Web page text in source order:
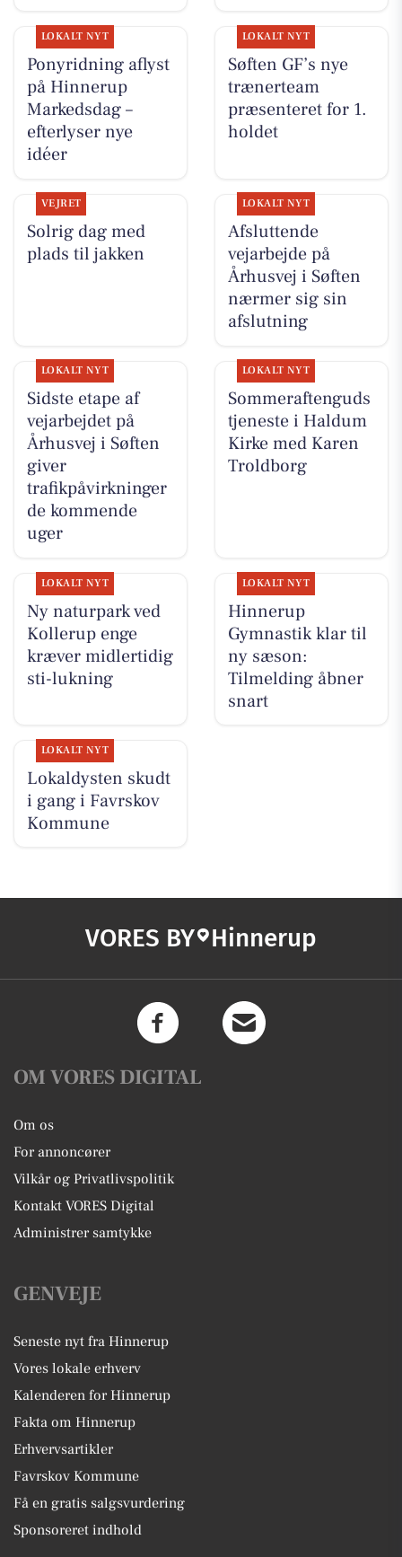
LOKALT NYT
Ponyridning aflyst
på Hinnerup
Markedsdag –
efterlyser nye
idéer
LOKALT NYT
Søften GF’s nye
trænerteam
præsenteret for 1.
holdet
VEJRET
Solrig dag med
plads til jakken
LOKALT NYT
Afsluttende
vejarbejde på
Århusvej i Søften
nærmer sig sin
afslutning
LOKALT NYT
Sidste etape af
vejarbejdet på
Århusvej i Søften
giver
trafikpåvirkninger
de kommende
uger
LOKALT NYT
Sommeraftenguds
tjeneste i Haldum
Kirke med Karen
Troldborg
LOKALT NYT
Ny naturpark ved
Kollerup enge
kræver midlertidig
sti-lukning
LOKALT NYT
Hinnerup
Gymnastik klar til
ny sæson:
Tilmelding åbner
snart
LOKALT NYT
Lokaldysten skudt
i gang i Favrskov
Kommune
VORES BY Hinnerup
OM VORES DIGITAL
Om os
For annoncører
Vilkår og Privatlivspolitik
Kontakt VORES Digital
Administrer samtykke
GENVEJE
Seneste nyt fra Hinnerup
Vores lokale erhverv
Kalenderen for Hinnerup
Fakta om Hinnerup
Erhvervsartikler
Favrskov Kommune
Få en gratis salgsvurdering
Sponsoreret indhold